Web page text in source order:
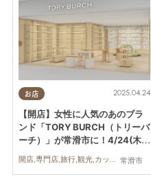
お店
常滑市
2025.04.24
【開店】女性に人気のあのブラ
ンド「TORY BURCH（トリーバ
ーチ）」が常滑市に！4/24(木)
ン